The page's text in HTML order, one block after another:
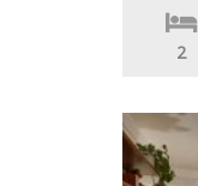
2